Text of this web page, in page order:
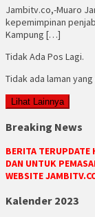
Jambitv.co,-Muaro
kepemimpinan
Kampung […]
Tidak Ada Pos Lagi.
Tidak ada laman
Lihat Lainnya
Breaking News
BERITA TERUPDATE
DAN UNTUK
WEBSITE
Kalender 2023